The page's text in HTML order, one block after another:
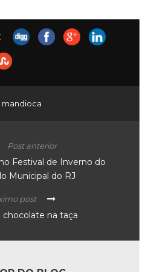
mandioca
Post anterior
Festival de Inverno do
Municipal do RJ
post
chocolate na taça